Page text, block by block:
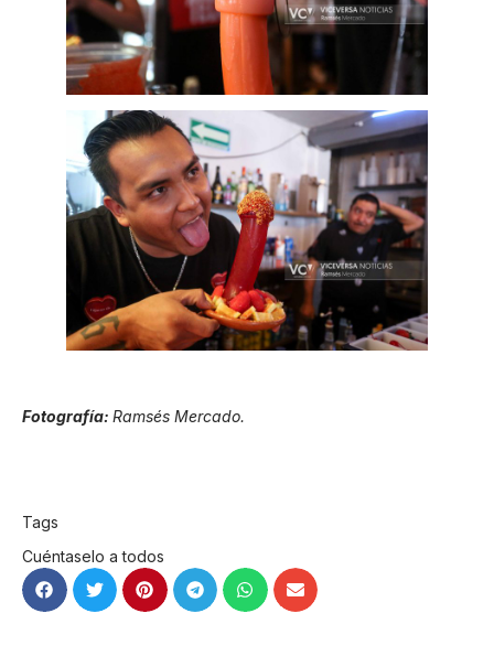
Fotografía: Ramsés Mercado.
Tags
Cuéntaselo a todos